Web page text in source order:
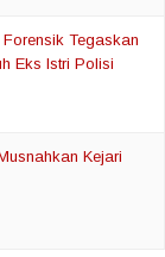
Tegaskan
Eks Istri Polisi
Kejari